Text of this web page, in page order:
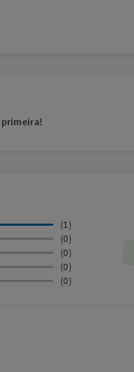
primeira!
(1)
(0)
(0)
(0)
(0)